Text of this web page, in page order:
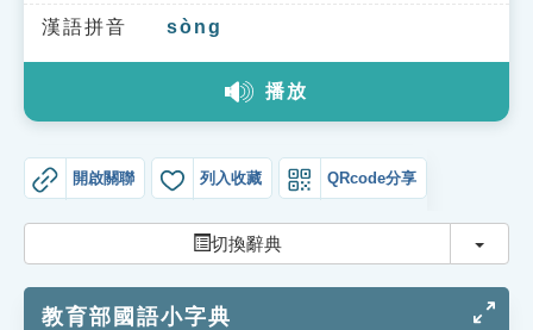
生命大百科索引
漢語拼音 sòng
播放
開啟關聯 列入收藏 QRcode分享
切換辭典 切換
教育部國語小字典